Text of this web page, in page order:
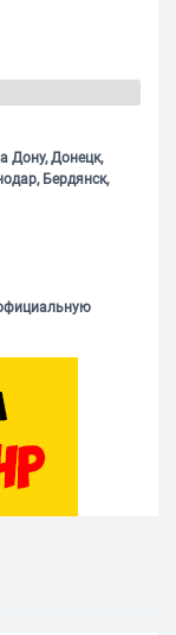
Дону, Донецк,
Бердянск,